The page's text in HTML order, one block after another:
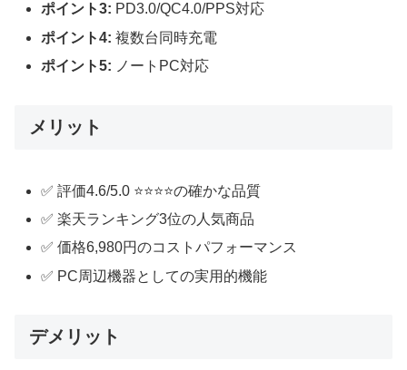
ポイント3: PD3.0/QC4.0/PPS対応
ポイント4: 複数台同時充電
ポイント5: ノートPC対応
メリット
✅ 評価4.6/5.0 ⭐⭐⭐⭐の確かな品質
✅ 楽天ランキング3位の人気商品
✅ 価格6,980円のコストパフォーマンス
✅ PC周辺機器としての実用的機能
デメリット